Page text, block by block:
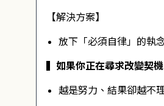
【解決方案】
放下「必須自律」的執
▍如果你正在尋求改變契
越是努力、結果卻越不